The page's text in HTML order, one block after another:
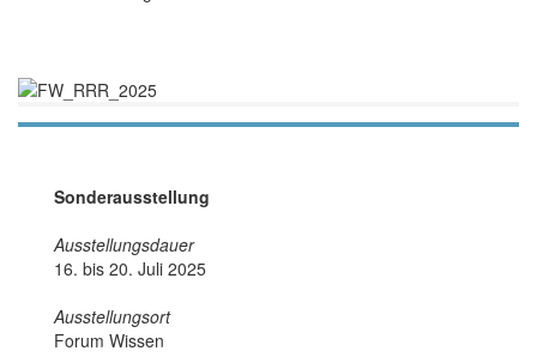
Sonderausstellung
Ausstellungsdauer
16. bis 20. Juli 2025
Ausstellungsort
Forum Wissen